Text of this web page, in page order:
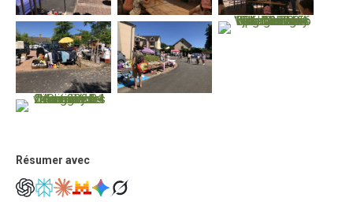
Résumer avec